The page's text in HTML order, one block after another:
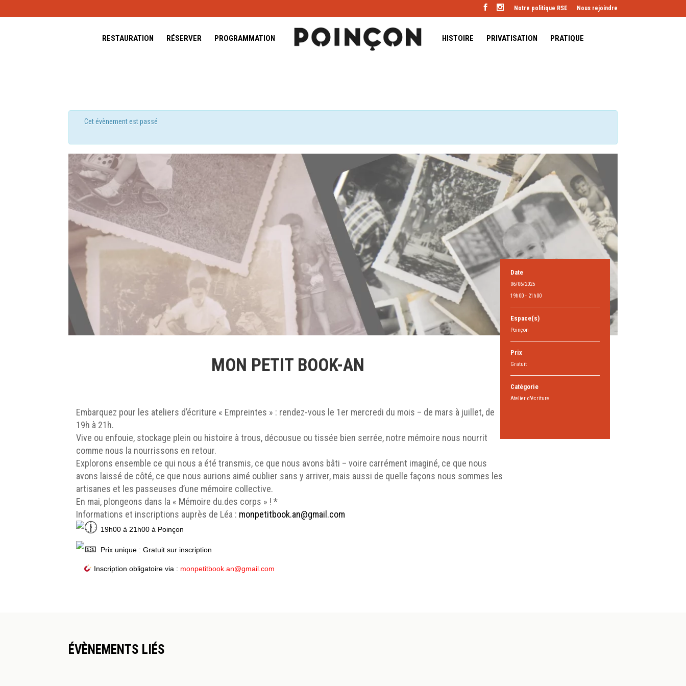
Notre politique RSE Nous rejoindre
RESTAURATION RÉSERVER PROGRAMMATION HISTOIRE PRIVATISATION PRATIQUE
Cet évènement est passé
MON PETIT BOOK-AN
Date
06/06/2025
19h00 - 21h00
Espace(s)
Poinçon
Prix
Gratuit
Catégorie
Atelier d'écriture
Embarquez pour les ateliers d’écriture « Empreintes » : rendez-vous le 1er mercredi du mois – de mars à juillet, de
19h à 21h.
Vive ou enfouie, stockage plein ou histoire à trous, décousue ou tissée bien serrée, notre mémoire nous nourrit
comme nous la nourrissons en retour.
Explorons ensemble ce qui nous a été transmis, ce que nous avons bâti – voire carrément imaginé, ce que nous
avons laissé de côté, ce que nous aurions aimé oublier sans y arriver, mais aussi de quelle façons nous sommes les
artisanes et les passeuses d’une mémoire collective.
En mai, plongeons dans la « Mémoire du.des corps » ! *
Informations et inscriptions auprès de Léa : monpetitbook.an@gmail.com
19h00 à 21h00 à Poinçon
Prix unique : Gratuit sur inscription
Inscription obligatoire via : monpetitbook.an@gmail.com
ÉVÈNEMENTS LIÉS